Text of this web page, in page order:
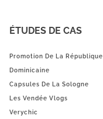
ÉTUDES DE CAS
Promotion De La République
Dominicaine
Capsules De La Sologne
Les Vendée Vlogs
Verychic